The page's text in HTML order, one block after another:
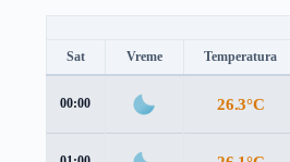
Sat Vreme Temperatura
00:00 26.3°C